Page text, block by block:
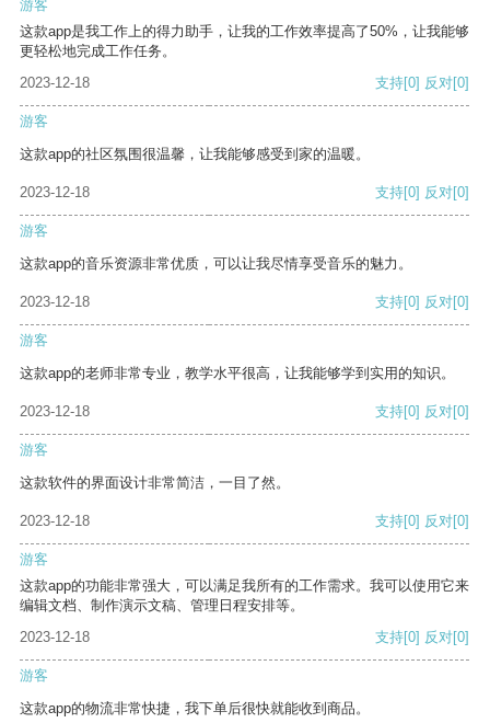
游客
这款app是我工作上的得力助手，让我的工作效率提高了50%，让我能够
更轻松地完成工作任务。
2023-12-18
支持[0] 反对[0]
游客
这款app的社区氛围很温馨，让我能够感受到家的温暖。
2023-12-18 支持[0] 反对[0]
游客
这款app的音乐资源非常优质，可以让我尽情享受音乐的魅力。
2023-12-18 支持[0] 反对[0]
游客
这款app的老师非常专业，教学水平很高，让我能够学到实用的知识。
2023-12-18 支持[0] 反对[0]
游客
这款软件的界面设计非常简洁，一目了然。
2023-12-18 支持[0] 反对[0]
游客
这款app的功能非常强大，可以满足我所有的工作需求。我可以使用它来
编辑文档、制作演示文稿、管理日程安排等。
2023-12-18
支持[0] 反对[0]
游客
这款app的物流非常快捷，我下单后很快就能收到商品。